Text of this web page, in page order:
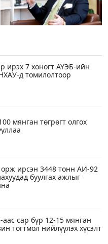
ирэх 7 хоногт АҮЭБ-ийн
д томилолтоор
мянган төгрөгт олгох
орж ирсэн 3448 тонн АИ-92
буулгах ажлыг
сар бүр 12-15 мянган
тогтмол нийлүүлэх хүсэлт